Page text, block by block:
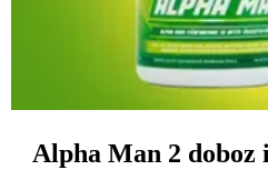
Alpha Man 2 doboz